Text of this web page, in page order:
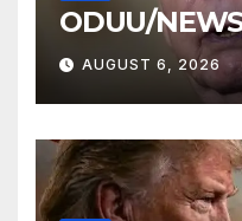
ODUU/
AUGUST 6, 2026